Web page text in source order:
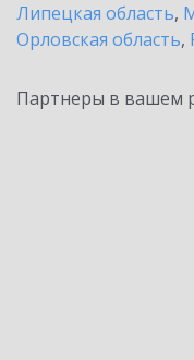
Липецкая область,
Орловская область,
Партнеры в вашем